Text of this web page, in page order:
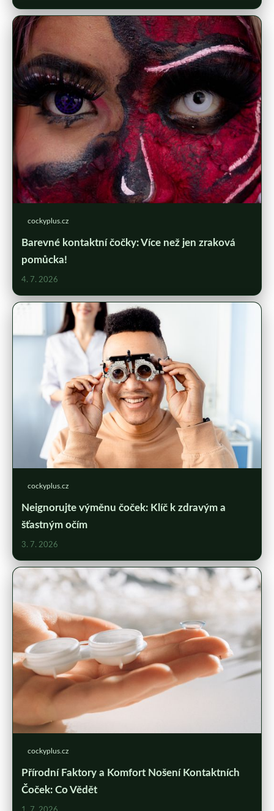
cockyplus.cz
Barevné kontaktní čočky: Více než jen zraková
pomůcka!
4. 7. 2026
cockyplus.cz
Neignorujte výměnu čoček: Klíč k zdravým a
šťastným očím
3. 7. 2026
cockyplus.cz
Přírodní Faktory a Komfort Nošení Kontaktních
Čoček: Co Vědět